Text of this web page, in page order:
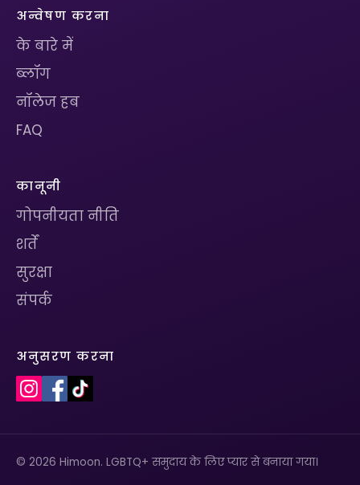
अन्वेषण करना
के बारे में
ब्लॉग
नॉलेज हब
FAQ
कानूनी
गोपनीयता नीति
शर्तें
सुरक्षा
संपर्क
अनुसरण करना
© 2026 Himoon. LGBTQ+ समुदाय के लिए प्यार से बनाया गया।